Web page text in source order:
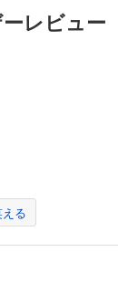
した日系三世の姉
ークション会社の
開催に協力。配下
れは、洋介が愛す
」 ・VOL.59「若きリーダー達」 ・
・VOL.61「ファッ
レビュー
える